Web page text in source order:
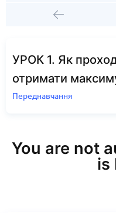
УРОК 1. Як
отримати
Переднавчання
You are not
is